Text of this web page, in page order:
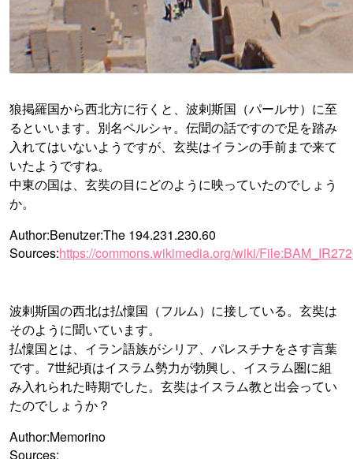
狼掲羅国から西北方に行くと、波剌斯国（パールサ）に至
るといいます。別名ペルシャ。伝聞の話ですので足を踏み
入れてはいないようですが、玄奘はイランの手前まで来て
いたようですね。
中東の国は、玄奘の目にどのように映っていたのでしょう
か。
Author:Benutzer:The 194.231.230.60
Sources:https://commons.wikimedia.org/wiki/
波剌斯国の西北は払懍国（フルム）に接している。玄奘は
そのように聞いています。
払懍国とは、イラン語族がシリア、パレスチナをさす言葉
です。7世紀頃はイスラム勢力が勃興し、イスラム圏に組
み入れられた時期でした。玄奘はイスラム教と出会ってい
たのでしょうか？
Author:Memorino
Sources: